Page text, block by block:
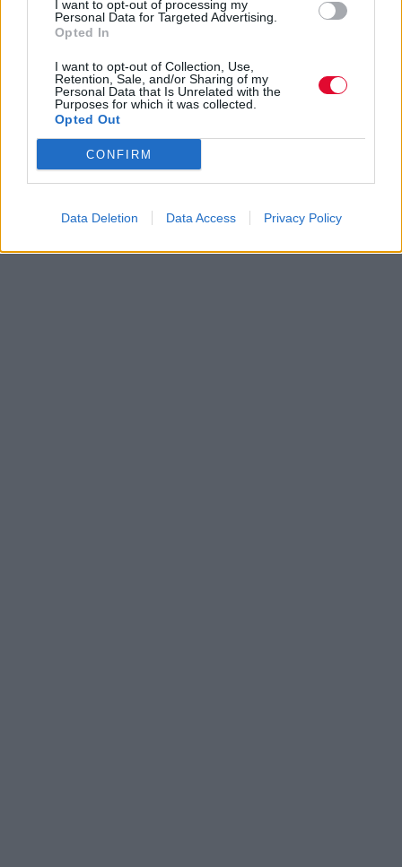
I want to opt-out of processing my
Personal Data for Targeted Advertising.
Opted In
I want to opt-out of Collection, Use,
Retention, Sale, and/or Sharing of my
Personal Data that Is Unrelated with the
Purposes for which it was collected.
Opted Out
CONFIRM
Data Deletion Data Access Privacy Policy